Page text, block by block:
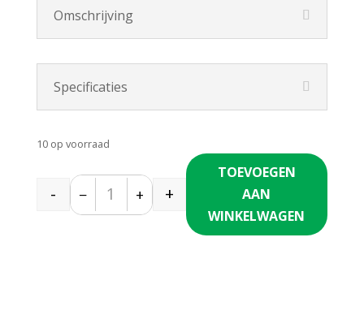
Omschrijving
Specificaties
10 op voorraad
Quantity
- − + +
TOEVOEGEN
AAN
WINKELWAGEN